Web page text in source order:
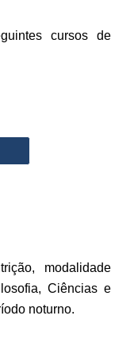
cursos de
modalidade
Ciências e
noturno.